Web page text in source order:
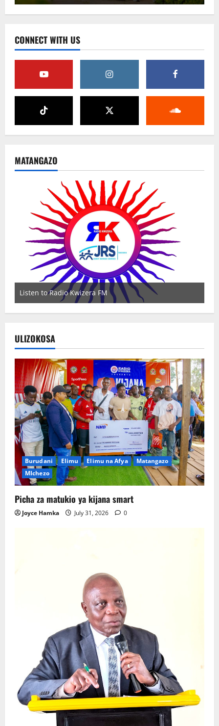
CONNECT WITH US
MATANGAZO
Listen to Radio Kwizera FM
ULIZOKOSA
Burudani Elimu Elimu na Afya
Matangazo
MIchezo
Picha za matukio ya kijana smart
Joyce Hamka July 31, 2026 0